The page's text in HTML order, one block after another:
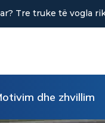
në uljen e
dhe zhvillim